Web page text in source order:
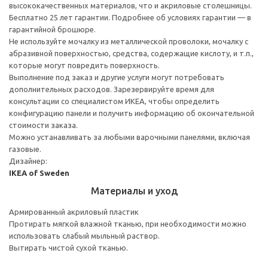
высококачественных материалов, что и акриловые столешницы.
Бесплатно 25 лет гарантии. Подробнее об условиях гарантии — в
гарантийной брошюре.
Не используйте мочалку из металлической проволоки, мочалку с
абразивной поверхностью, средства, содержащие кислоту, и т.п.,
которые могут повредить поверхность.
Выполнение под заказ и другие услуги могут потребовать
дополнительных расходов. Зарезервируйте время для
консультации со специалистом ИКЕА, чтобы определить
конфигурацию панели и получить информацию об окончательной
стоимости заказа.
Можно устанавливать за любыми варочными панелями, включая
газовые.
Дизайнер:
IKEA of Sweden
Материалы и уход
Армированный акриловый пластик
Протирать мягкой влажной тканью, при необходимости можно
использовать слабый мыльный раствор.
Вытирать чистой сухой тканью.